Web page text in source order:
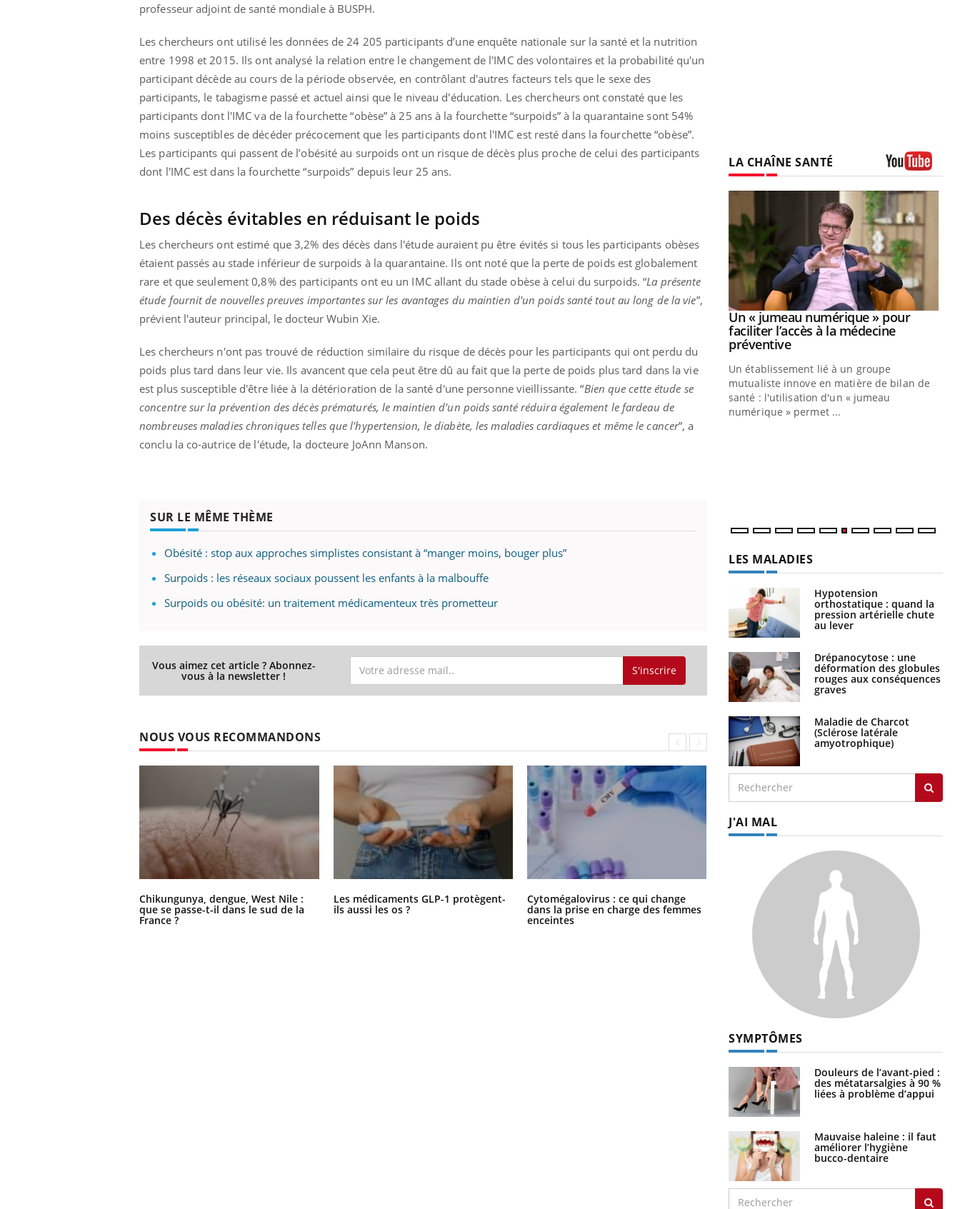
professeur adjoint de santé mondiale à BUSPH.
Les chercheurs ont utilisé les données de 24 205 participants d’une enquête nationale sur la santé et la nutrition
entre 1998 et 2015. Ils ont analysé la relation entre le changement de l'IMC des volontaires et la probabilité qu'un
participant décède au cours de la période observée, en contrôlant d'autres facteurs tels que le sexe des
participants, le tabagisme passé et actuel ainsi que le niveau d'éducation. Les chercheurs ont constaté que les
participants dont l'IMC va de la fourchette “obèse” à 25 ans à la fourchette “surpoids” à la quarantaine sont 54%
moins susceptibles de décéder précocement que les participants dont l'IMC est resté dans la fourchette “obèse”.
Les participants qui passent de l’obésité au surpoids ont un risque de décès plus proche de celui des participants
dont l'IMC est dans la fourchette “surpoids” depuis leur 25 ans.
Des décès évitables en réduisant le poids
Les chercheurs ont estimé que 3,2% des décès dans l'étude auraient pu être évités si tous les participants obèses
étaient passés au stade inférieur de surpoids à la quarantaine. Ils ont noté que la perte de poids est globalement
rare et que seulement 0,8% des participants ont eu un IMC allant du stade obèse à celui du surpoids. “La présente
étude fournit de nouvelles preuves importantes sur les avantages du maintien d'un poids santé tout au long de la vie”,
prévient l'auteur principal, le docteur Wubin Xie.
Les chercheurs n'ont pas trouvé de réduction similaire du risque de décès pour les participants qui ont perdu du
poids plus tard dans leur vie. Ils avancent que cela peut être dû au fait que la perte de poids plus tard dans la vie
est plus susceptible d'être liée à la détérioration de la santé d'une personne vieillissante. “Bien que cette étude se
concentre sur la prévention des décès prématurés, le maintien d'un poids santé réduira également le fardeau de
nombreuses maladies chroniques telles que l'hypertension, le diabète, les maladies cardiaques et même le cancer”, a
conclu la co-autrice de l'étude, la docteure JoAnn Manson.
SUR LE MÊME THÈME
Obésité : stop aux approches simplistes consistant à “manger moins, bouger plus”
Surpoids : les réseaux sociaux poussent les enfants à la malbouffe
Surpoids ou obésité: un traitement médicamenteux très prometteur
Vous aimez cet article ? Abonnez-
vous à la newsletter ! S'inscrire
NOUS VOUS RECOMMANDONS
Chikungunya, dengue, West Nile :
que se passe-t-il dans le sud de la
France ?
Les médicaments GLP-1 protègent-
ils aussi les os ?
Cytomégalovirus : ce qui change
dans la prise en charge des femmes
enceintes
La sieste empêche-t-elle de dormir
la nuit ?
LA CHAÎNE SANTÉ
Insuline & Charge mentale : et si on
osait en parler?? Youtube
En 2026, l'insuline dans le diabète de type 2
reste entourée d'idées reçues chez les
patients comme parfois chez les soignants.
Youtube
Eczéma Chronique des Mains : se
L'été arrive… et avec lui, un tout nouveau
rythme de vie ! Vacances, plage, piscine,
soleil, activités en plein air… Nos mains
nombreuses personnes atteintes de
diabète, c'est une période de questions, de
défis, mais ...
Youtube
Un « jumeau numérique » pour
faciliter l’accès à la médecine
préventiveYoutube
Un établissement lié à un groupe
mutualiste innove en matière de bilan de
santé : l'utilisation d'un « jumeau
numérique » permet ...
LES MALADIES
Hypotension
orthostatique : quand la
pression artérielle chute
au lever
Drépanocytose : une
déformation des globules
rouges aux conséquences
graves
Maladie de Charcot
(Sclérose latérale
amyotrophique)
J'AI MAL
SYMPTÔMES
Douleurs de l’avant-pied :
des métatarsalgies à 90 %
liées à problème d’appui
Mauvaise haleine : il faut
améliorer l’hygiène
bucco-dentaire